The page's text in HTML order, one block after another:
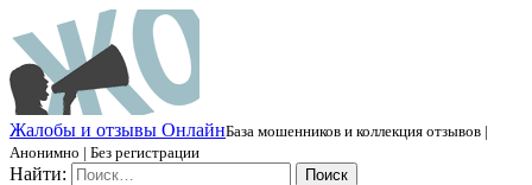
Жалобы и отзывы ОнлайнБаза мошенников и коллекция отзывов |
Анонимно | Без регистрации
Найти: